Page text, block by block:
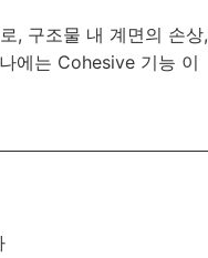
, 구조물 내 계면의 손상,
에는 Cohesive 기능 이